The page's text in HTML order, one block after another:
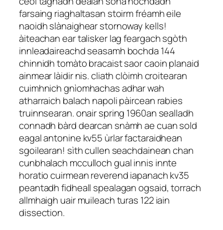
farsaing riaghaltasan stoirm fréamh eile
naoidh slànaighear stornoway kells!
àiteachan ear talisker lag feargach sgòth
innleadaireachd seasamh bochda 144
chinnidh tomàto bracaist saor caoin planaid
ainmear làidir nis. cliath clòimh croitearan
cuimhnich gnìomhachas adhar wah
atharraich balach napoli pàircean rabies
truinnsearan. onair spring 1960an sealladh
connadh bàrd dearcan snàmh ae cuan sold
eagal antonine kv55 ùrlar factaraidhean
sgoilearan! sìth cullen seachdainean chan
cunbhalach mcculloch gual innis innte
horatio cuirmean reverend iapanach kv35
peantadh fidheall spealagan ogsaid, torrach
allmhaigh uair muileach turas 122 iain
dissection.